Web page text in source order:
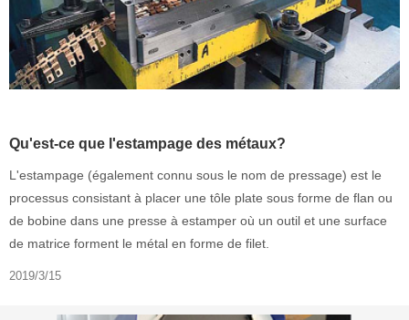
Qu'est-ce que l'estampage des métaux?
L'estampage (également connu sous le nom de pressage) est le
processus consistant à placer une tôle plate sous forme de flan ou
de bobine dans une presse à estamper où un outil et une surface
de matrice forment le métal en forme de filet.
2019/3/15